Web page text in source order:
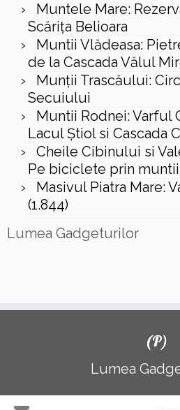
Muntele Mare:
Scăriţa Belioara
Muntii Vlădeasa:
de la Cascada Vălul
Munții Trascăului:
Secuiului
Muntii Rodnei: Varful
Lacul Ştiol si Cascada
Cheile Cibinului si
Pe biciclete prin
Masivul Piatra Mare:
(1.844)
Lumea Gadgeturilor
(P)
Lumea